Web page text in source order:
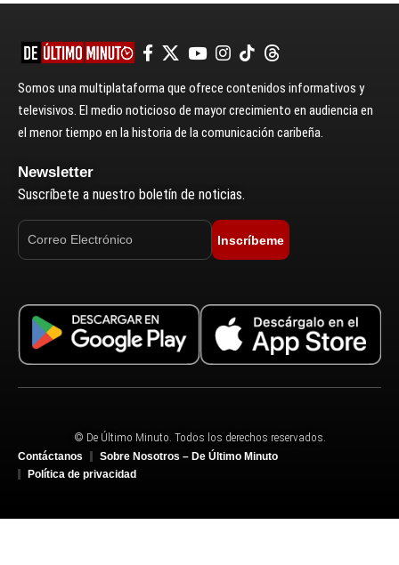
Somos una multiplataforma que ofrece contenidos informativos y
televisivos. El medio noticioso de mayor crecimiento en audiencia en
el menor tiempo en la historia de la comunicación caribeña.
Newsletter
Suscríbete a nuestro boletín de noticias.
Inscríbeme
© De Último Minuto. Todos los derechos reservados.
Contáctanos
Sobre Nosotros – De Último Minuto
Política de privacidad